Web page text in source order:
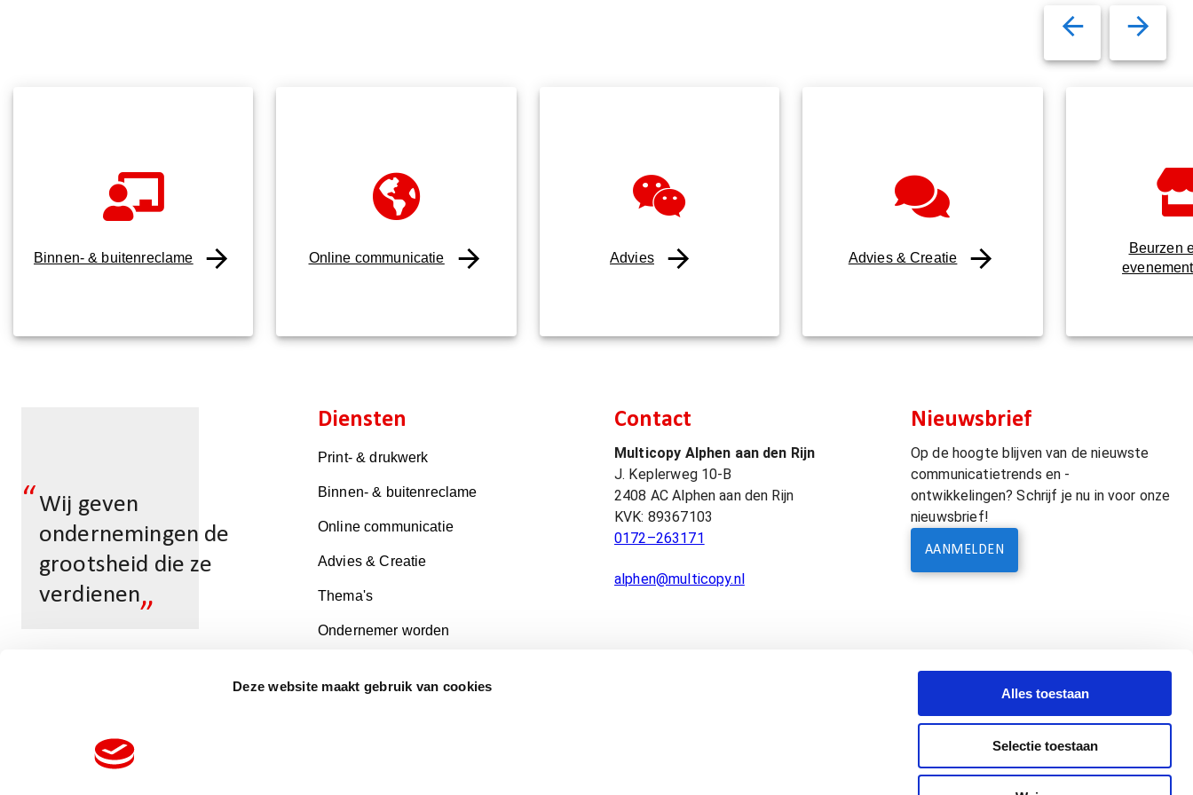
Deze website maakt gebruik van cookies Alles toestaan
Selectie toestaan
Binnen- & buitenreclame Online communicatie Advies Advies & Creatie
Beurzen
“ Wij geven
ondernemingen de
grootsheid die ze
verdienen„
Diensten
Print- & drukwerk
Binnen- & buitenreclame
Online communicatie
Advies & Creatie
Thema's
Ondernemer worden
Contact
Multicopy Alphen aan den Rijn
J. Keplerweg 10-B
2408 AC Alphen aan den Rijn
KVK: 89367103
0172–263171
alphen@multicopy.nl
Nieuwsbrief
Op de hoogte blijven van de nieuwste
communicatietrends en -
ontwikkelingen? Schrijf je nu in voor onze
nieuwsbrief!
AANMELDEN